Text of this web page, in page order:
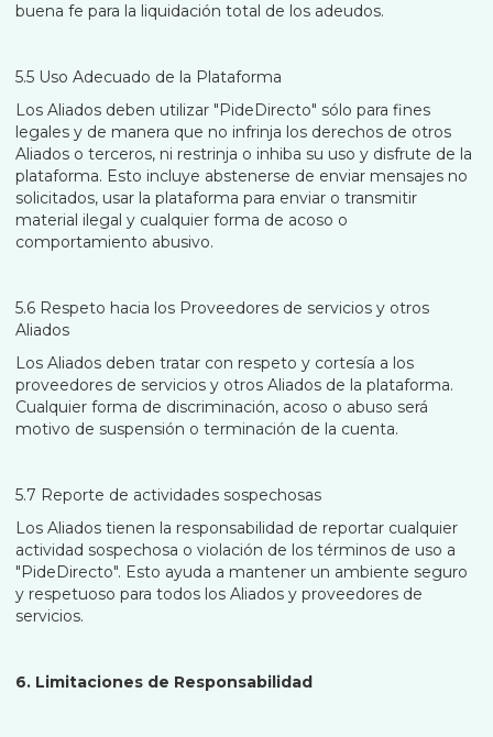
buena fe para la liquidación total de los adeudos.
5.5 Uso Adecuado de la Plataforma
Los Aliados deben utilizar "PideDirecto" sólo para fines
legales y de manera que no infrinja los derechos de otros
Aliados o terceros, ni restrinja o inhiba su uso y disfrute de la
plataforma. Esto incluye abstenerse de enviar mensajes no
solicitados, usar la plataforma para enviar o transmitir
material ilegal y cualquier forma de acoso o
comportamiento abusivo.
5.6 Respeto hacia los Proveedores de servicios y otros
Aliados
Los Aliados deben tratar con respeto y cortesía a los
proveedores de servicios y otros Aliados de la plataforma.
Cualquier forma de discriminación, acoso o abuso será
motivo de suspensión o terminación de la cuenta.
5.7 Reporte de actividades sospechosas
Los Aliados tienen la responsabilidad de reportar cualquier
actividad sospechosa o violación de los términos de uso a
"PideDirecto". Esto ayuda a mantener un ambiente seguro
y respetuoso para todos los Aliados y proveedores de
servicios.
6. Limitaciones de Responsabilidad